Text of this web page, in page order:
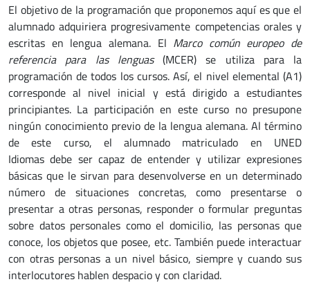
El objetivo de la programación que proponemos aquí es que el
alumnado adquiriera progresivamente competencias orales y
escritas en lengua alemana. El Marco común europeo de
referencia para las lenguas(MCER) se utiliza para la
programación de todos los cursos. Así, el nivel elemental (A1)
corresponde al nivel inicial y está dirigido a estudiantes
principiantes. La participación en este curso no presupone
ningún conocimiento previo de la lengua alemana. Al término
de este curso, el alumnado matriculado en UNED
Idiomas debe ser capaz de entender y utilizar expresiones
básicas que le sirvan para desenvolverse en un determinado
número de situaciones concretas, como presentarse o
presentar a otras personas, responder o formular preguntas
sobre datos personales como el domicilio, las personas que
conoce, los objetos que posee, etc. También puede interactuar
con otras personas a un nivel básico, siempre y cuando sus
interlocutores hablen despacio y con claridad.